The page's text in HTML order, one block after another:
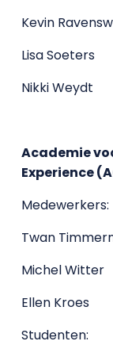
Kevin
Lisa Soeters
Nikki Weydt
Academie
Experience
Medewerkers:
Twan
Michel Witter
Ellen Kroes
Studenten: